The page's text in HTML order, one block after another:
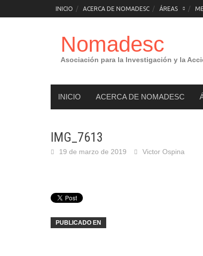
al
INICIO ACERCA DE NOMADESC ÁREAS
Nomadesc
Asociación para la Investigación y la
INICIO ACERCA DE NOMADESC
IMG_7613
19 de marzo de 2019 Victor Ospina
PUBLICADO EN